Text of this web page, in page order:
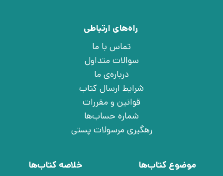
راه‌های ارتباطی
تماس با ما
سوالات متداول
درباره‌ی ما
شرایط ارسال کتاب
قوانین و مقررات
شماره حساب‌ها
رهگیری مرسولات پستی
موضوع کتاب‌ها
خلاصه کتاب‌ها